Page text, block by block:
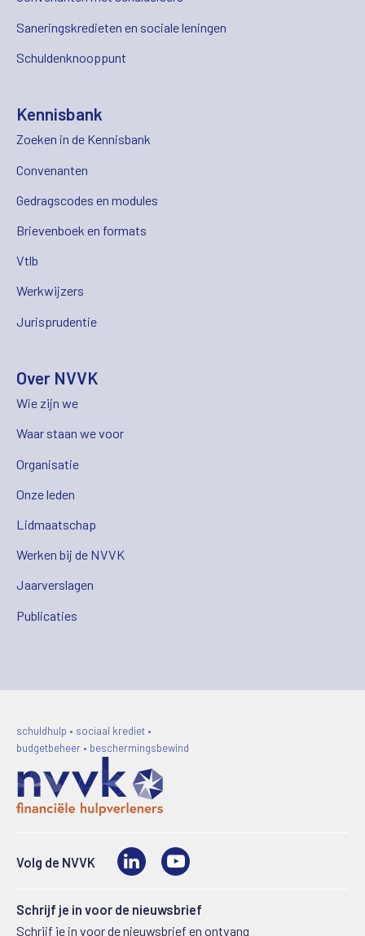
Saneringskredieten en sociale leningen
Schuldenknooppunt
Kennisbank
Zoeken in de Kennisbank
Convenanten
Gedragscodes en modules
Brievenboek en formats
Vtlb
Werkwijzers
Jurisprudentie
Over NVVK
Wie zijn we
Waar staan we voor
Organisatie
Onze leden
Lidmaatschap
Werken bij de NVVK
Jaarverslagen
Publicaties
schuldhulp • sociaal krediet •
budgetbeheer • beschermingsbewind
Volg de NVVK LinkedIn
Schrijf je in voor de nieuwsbrief
Schrijf je in voor de nieuwsbrief en ontvang